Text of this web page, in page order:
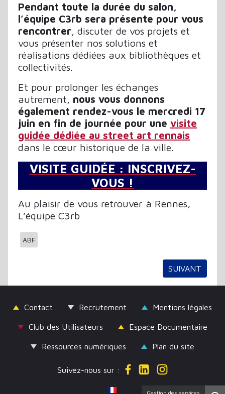
Pendant toute la durée du salon,
l’équipe C3rb sera présente pour vous
rencontrer, discuter de vos projets et
vous présenter nos solutions et
réalisations dédiées aux bibliothèques et
collectivités.
Et pour prolonger les échanges
autrement, nous vous donnons
également rendez-vous le mercredi 17
juin en fin de journée pour une visite
guidée dédiée au street art rennais
dans le cœur historique de la ville.
VISITE GUIDÉE : INSCRIVEZ-
VOUS !
Au plaisir de vous retrouver à Rennes,
L’équipe C3rb
ABF
ARTICLE
SUIVANT
Contact Recrutement Mentions légales
Club des Utilisateurs Espace Documentaire
Ressources numériques Plan du site
Suivez-nous sur :
Sélectionnez votre langue Français (France)